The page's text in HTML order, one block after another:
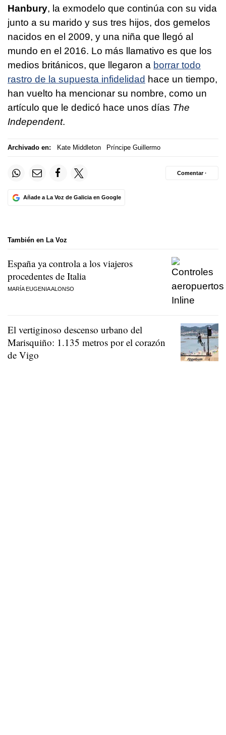
Hanbury, la exmodelo que continúa con su vida
junto a su marido y sus tres hijos, dos gemelos
nacidos en el 2009, y una niña que llegó al
mundo en el 2016. Lo más llamativo es que los
medios británicos, que llegaron a borrar todo
rastro de la supuesta infidelidad hace un tiempo,
han vuelto ha mencionar su nombre, como un
artículo que le dedicó hace unos días The
Independent.
Archivado en: Kate Middleton Príncipe Guillermo
Añade a La Voz de Galicia en Google
Comentar ·
También en La Voz
España ya controla a los viajeros
procedentes de Italia
MARÍA EUGENIA ALONSO
El vertiginoso descenso urbano del
Marisquiño: 1.135 metros por el corazón
de Vigo